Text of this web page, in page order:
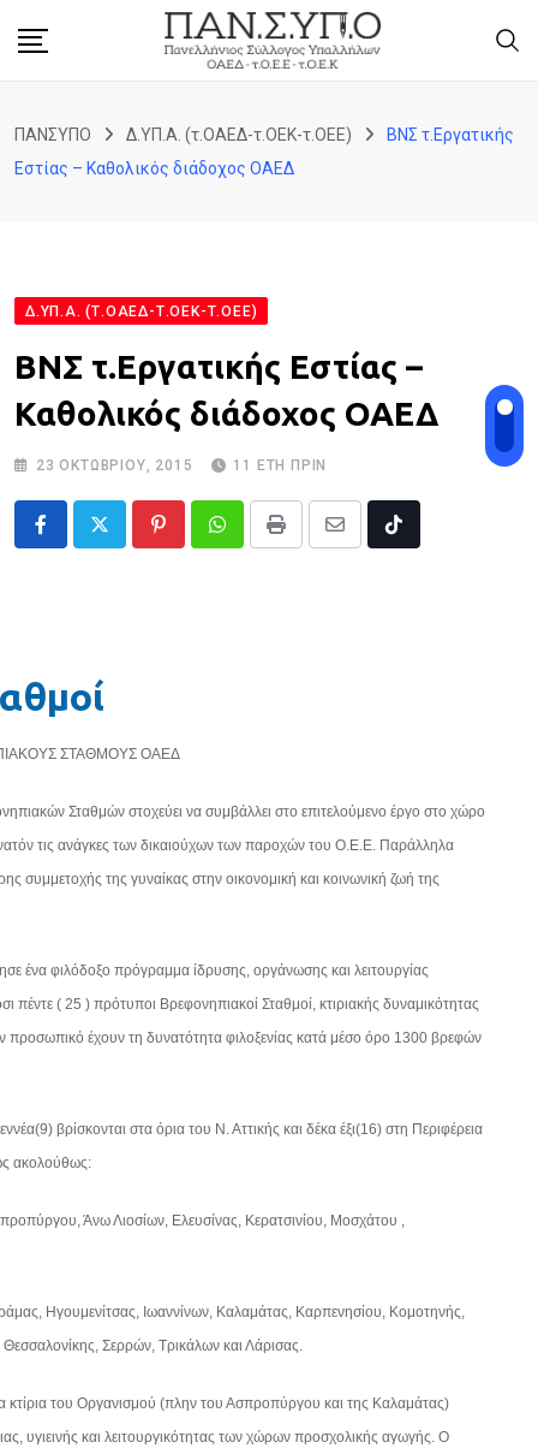
ΠΑΝΣΥΠΟ Δ.ΥΠ.Α. (τ.ΟΑΕΔ-τ.ΟΕΚ-τ.ΟΕΕ)
ΒΝΣ τ.Εργατικής
Εστίας – Καθολικός διάδοχος ΟΑΕΔ
Δ.ΥΠ.Α. (Τ.ΟΑΕΔ-Τ.ΟΕΚ-Τ.ΟΕΕ)
ΒΝΣ τ.Εργατικής Εστίας –
Καθολικός διάδοχος ΟΑΕΔ
23 ΟΚΤΩΒΡΊΟΥ, 2015 11 ΈΤΗ ΠΡΙΝ
PinterestWhatsappPrint
Share
Tiktok
ΣΤΑΘΜΟΥΣ ΟΑΕΔ
Σταθμών στοχεύει να συμβάλλει στο επιτελούμενο έργο στο χώρο
τις ανάγκες των δικαιούχων των παροχών του Ο.Ε.Ε. Παράλληλα
συμμετοχής της γυναίκας στην οικονομική και κοινωνική ζωή της
ένα φιλόδοξο πρόγραμμα ίδρυσης, οργάνωσης και λειτουργίας
πέντε ( 25 ) πρότυποι Βρεφονηπιακοί Σταθμοί, κτιριακής δυναμικότητας
προσωπικό έχουν τη δυνατότητα φιλοξενίας κατά μέσο όρο 1300 βρεφών
βρίσκονται στα όρια του Ν. Αττικής και δέκα έξι(16) στη Περιφέρεια
ακολούθως:
Άνω Λιοσίων, Ελευσίνας, Κερατσινίου, Μοσχάτου ,
Ηγουμενίτσας, Ιωαννίνων, Καλαμάτας, Καρπενησίου, Κομοτηνής,
Σερρών, Τρικάλων και Λάρισας.
κτίρια του Οργανισμού (πλην του Ασπροπύργου και της Καλαμάτας)
υγιεινής και λειτουργικότητας των χώρων προσχολικής αγωγής. Ο